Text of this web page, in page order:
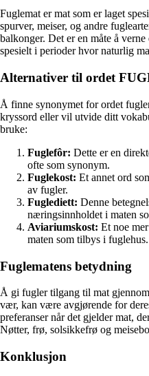
Fuglemat er mat som er laget
spurver, meiser, og andre
balkonger. Det er en måte å
spesielt i perioder hvor naturlig
Alternativer til ordet
Å finne synonymet for ordet
kryssord eller vil utvide ditt
bruke:
Fuglefôr: Dette er en
ofte som synonym.
Fuglekost: Et annet ord
av fugler.
Fuglediett: Denne
næringsinnholdet i maten
Aviariumskost: Et noe
maten som tilbys i fuglehus.
Fuglematens betydning
Å gi fugler tilgang til mat
vær, kan være avgjørende for
preferanser når det gjelder mat,
Nøtter, frø, solsikkefrø og
Konklusjon